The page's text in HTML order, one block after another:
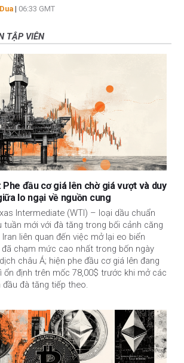
| 06:33 GMT
TẬP VIÊN
Phe đầu cơ giá lên chờ giá vượt và duy
lo ngại về nguồn cung
Intermediate (WTI) – loại dầu chuẩn
tuần mới với đà tăng trong bối cảnh căng
liên quan đến việc mở lại eo biển
đã chạm mức cao nhất trong bốn ngày
châu Á; hiện phe đầu cơ giá lên đang
ổn định trên mốc 78,00$ trước khi mở các
đà tăng tiếp theo.